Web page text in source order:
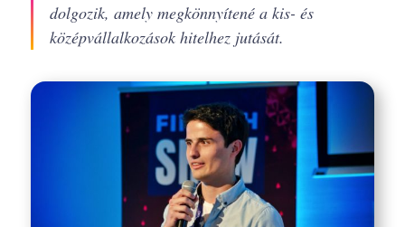
dolgozik, amely megkönnyítené a kis- és
középvállalkozások hitelhez jutását.